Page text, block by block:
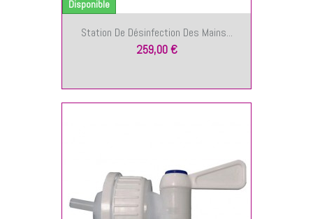
Station De Désinfection Des Mains...
259,00 €
Disponible